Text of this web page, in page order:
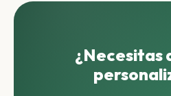
¿Necesitas